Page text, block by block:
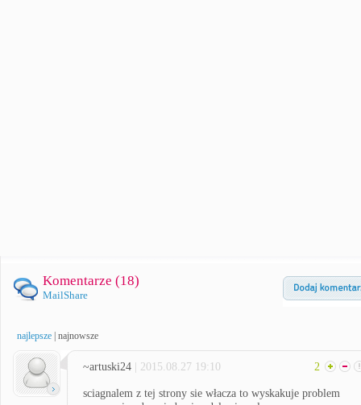
Komentarze (18)
MailShare
najlepsze najnowsze
~artuski24 | 2015.08.27 19:10 2
sciagnalem z tej strony sie włacza to wyskakuje problem